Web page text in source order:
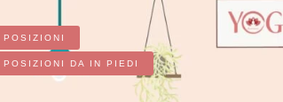
POSIZIONI
POSIZIONI DA IN PIEDI